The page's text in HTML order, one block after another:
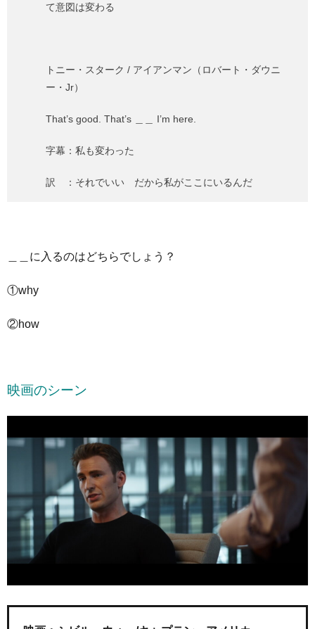
て意図は変わる
トニー・スターク / アイアンマン（ロバート・ダウニ
ー・Jr）
That’s good. That’s ＿＿ I’m here.
字幕：私も変わった
訳 ：それでいい だから私がここにいるんだ
＿＿に入るのはどちらでしょう？
①why
②how
映画のシーン